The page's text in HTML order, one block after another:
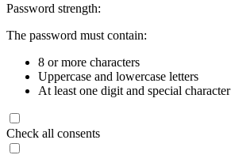
Password strength:
The password must contain:
8 or more characters
Uppercase and lowercase letters
At least one digit and special character
Check all consents